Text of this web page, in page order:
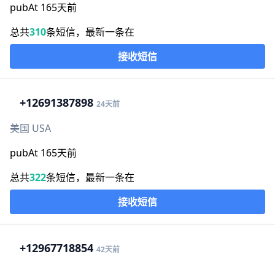
pubAt 165天前
总共310条短信，最新一条在
接收短信
+12691387898 24天前
美国 USA
pubAt 165天前
总共322条短信，最新一条在
接收短信
+12967718854 42天前